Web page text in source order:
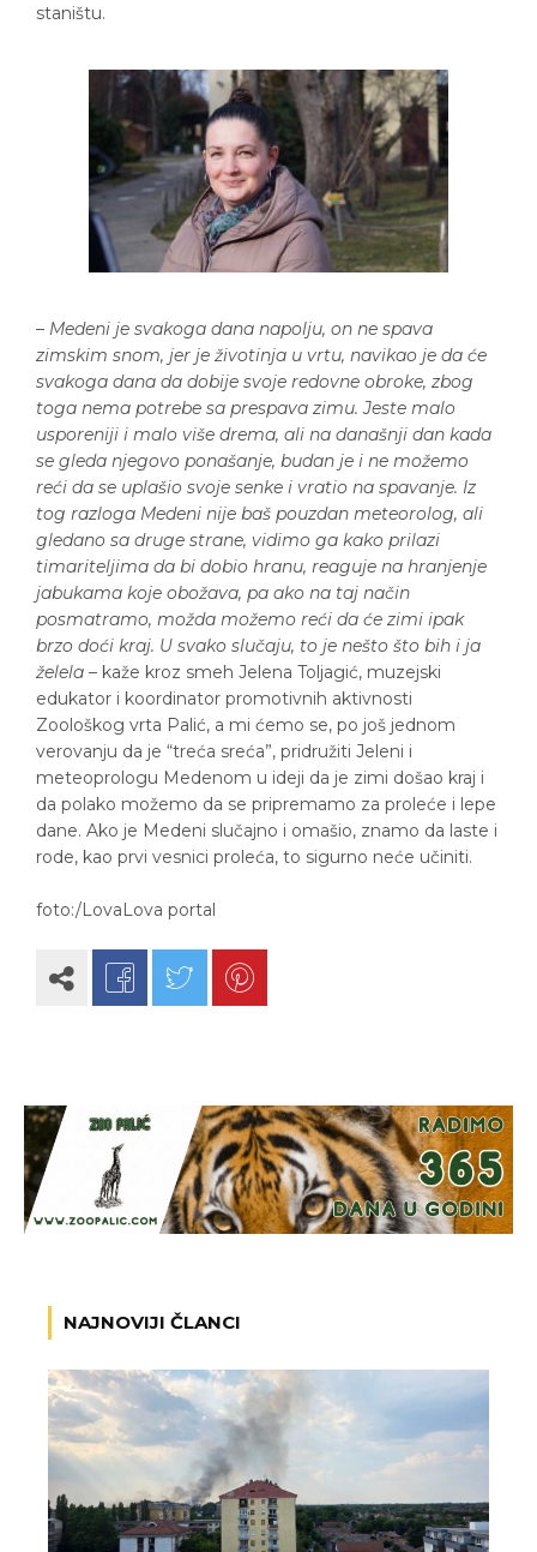
staništu.
– Medeni je svakoga dana napolju, on ne spava
zimskim snom, jer je životinja u vrtu, navikao je da će
svakoga dana da dobije svoje redovne obroke, zbog
toga nema potrebe sa prespava zimu. Jeste malo
usporeniji i malo više drema, ali na današnji dan kada
se gleda njegovo ponašanje, budan je i ne možemo
reći da se uplašio svoje senke i vratio na spavanje. Iz
tog razloga Medeni nije baš pouzdan meteorolog, ali
gledano sa druge strane, vidimo ga kako prilazi
timariteljima da bi dobio hranu, reaguje na hranjenje
jabukama koje obožava, pa ako na taj način
posmatramo, možda možemo reći da će zimi ipak
brzo doći kraj. U svako slučaju, to je nešto što bih i ja
želela – kaže kroz smeh Jelena Toljagić, muzejski
edukator i koordinator promotivnih aktivnosti
Zoološkog vrta Palić, a mi ćemo se, po još jednom
verovanju da je “treća sreća”, pridružiti Jeleni i
meteoprologu Medenom u ideji da je zimi došao kraj i
da polako možemo da se pripremamo za proleće i lepe
dane. Ako je Medeni slučajno i omašio, znamo da laste i
rode, kao prvi vesnici proleća, to sigurno neće učiniti.
foto:/LovaLova portal
NAJNOVIJI ČLANCI